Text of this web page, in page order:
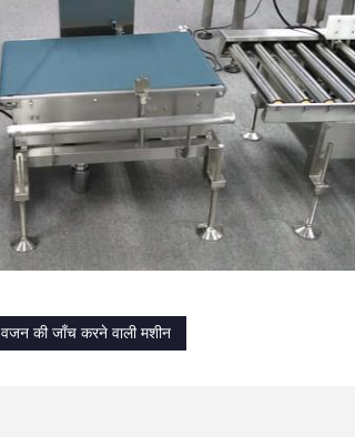
वजन की जाँच करने वाली मशीन